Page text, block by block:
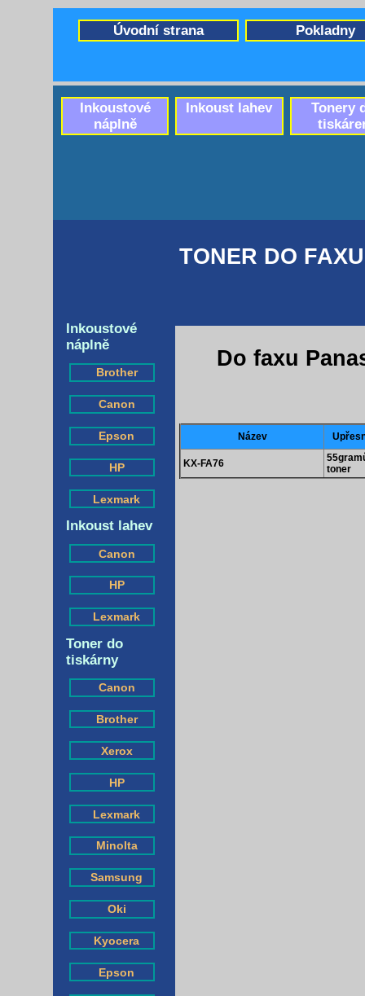
TONER DO
Do faxu
Inkoustové
náplně
Brother
Canon
Epson
HP
Lexmark
Inkoust lahev
Canon
HP
Lexmark
Toner do
tiskárny
Canon
Brother
Xerox
HP
Lexmark
Minolta
Samsung
Oki
Kyocera
Epson
Název
KX-FA76
toner
Pokladny
Úvodní strana
Tonery
Inkoust lahev
Inkoustové
náplně